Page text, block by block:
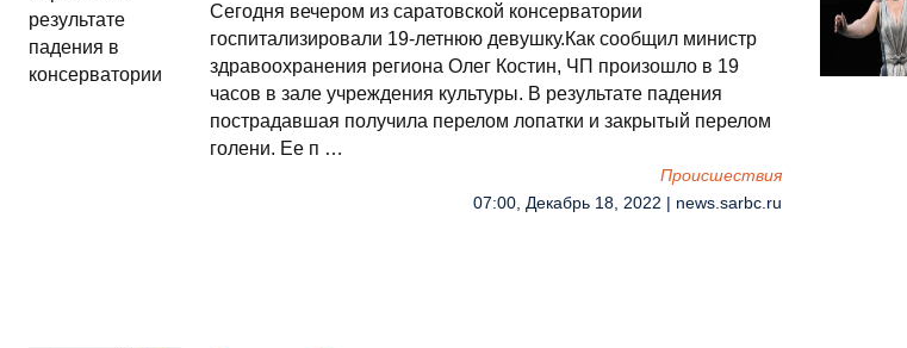
Сегодня вечером из саратовской консерватории
госпитализировали 19-летнюю девушку.Как сообщил министр
здравоохранения региона Олег Костин, ЧП произошло в 19
часов в зале учреждения культуры. В результате падения
пострадавшая получила перелом лопатки и закрытый перелом
голени. Ее п …
Происшествия
07:00, Декабрь 18, 2022 | news.sarbc.ru